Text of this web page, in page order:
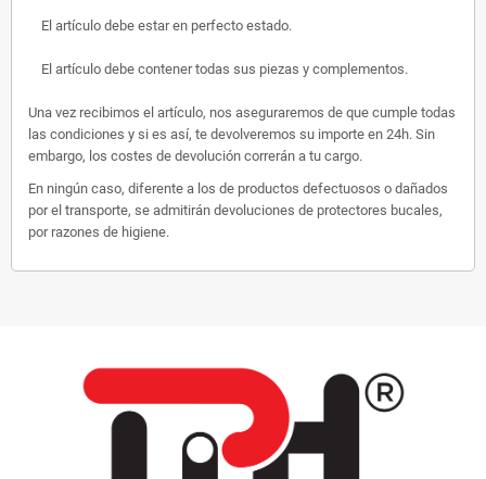
El artículo debe estar en perfecto estado.
El artículo debe contener todas sus piezas y complementos.
Una vez recibimos el artículo, nos aseguraremos de que cumple todas
las condiciones y si es así, te devolveremos su importe en 24h. Sin
embargo, los costes de devolución correrán a tu cargo.
En ningún caso, diferente a los de productos defectuosos o dañados
por el transporte, se admitirán devoluciones de protectores bucales,
por razones de higiene.